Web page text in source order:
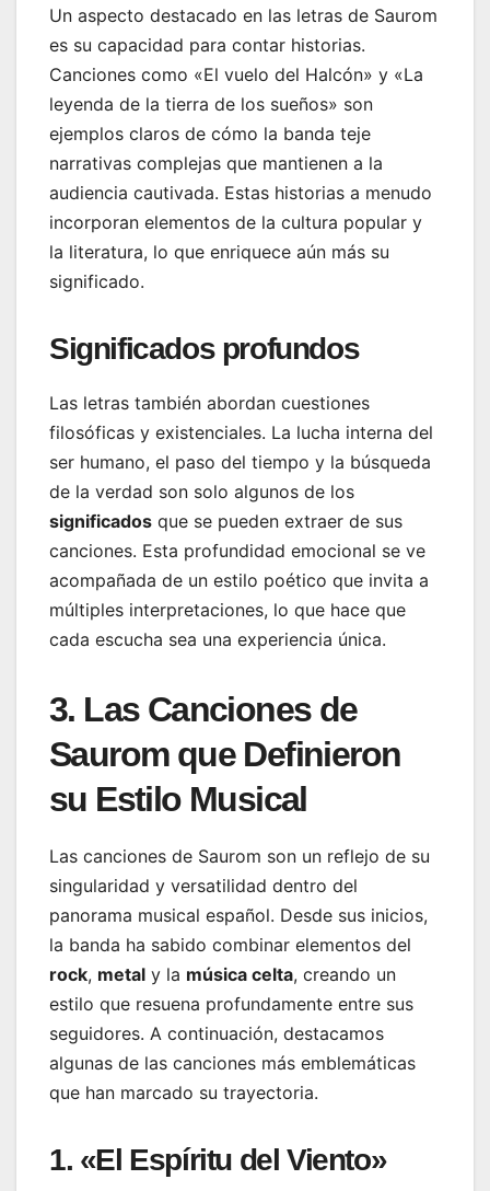
Un aspecto destacado en las letras de Saurom
es su capacidad para contar historias.
Canciones como «El vuelo del Halcón» y «La
leyenda de la tierra de los sueños» son
ejemplos claros de cómo la banda teje
narrativas complejas que mantienen a la
audiencia cautivada. Estas historias a menudo
incorporan elementos de la cultura popular y
la literatura, lo que enriquece aún más su
significado.
Significados profundos
Las letras también abordan cuestiones
filosóficas y existenciales. La lucha interna del
ser humano, el paso del tiempo y la búsqueda
de la verdad son solo algunos de los
significados que se pueden extraer de sus
canciones. Esta profundidad emocional se ve
acompañada de un estilo poético que invita a
múltiples interpretaciones, lo que hace que
cada escucha sea una experiencia única.
3. Las Canciones de
Saurom que Definieron
su Estilo Musical
Las canciones de Saurom son un reflejo de su
singularidad y versatilidad dentro del
panorama musical español. Desde sus inicios,
la banda ha sabido combinar elementos del
rock, metal y la música celta, creando un
estilo que resuena profundamente entre sus
seguidores. A continuación, destacamos
algunas de las canciones más emblemáticas
que han marcado su trayectoria.
1. «El Espíritu del Viento»